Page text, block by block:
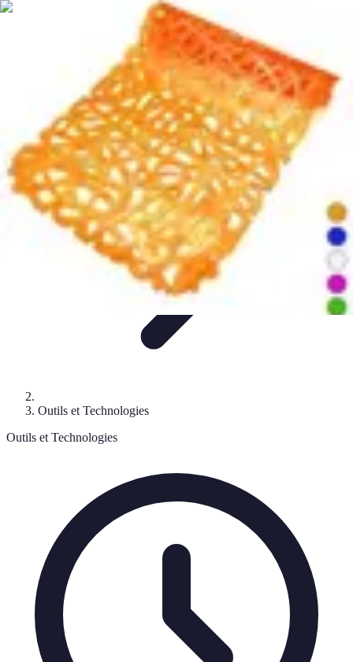
Training Pro
Conception de formation
Formation et MéthodologiesOptimisation du Training
Training Pro
Outils et Technologies
Outils et Technologies